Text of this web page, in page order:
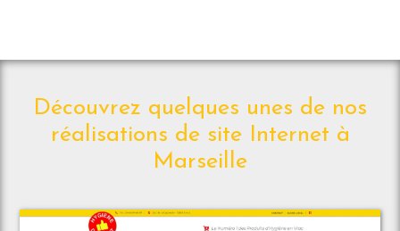
Découvrez quelques unes de nos
réalisations de site Internet à
Marseille